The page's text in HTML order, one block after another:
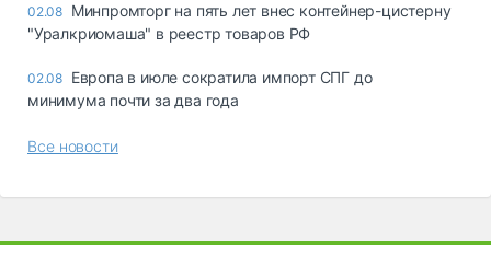
02.08 Минпромторг на пять лет внес контейнер-цистерну
"Уралкриомаша" в реестр товаров РФ
02.08 Европа в июле сократила импорт СПГ до
минимума почти за два года
Все новости